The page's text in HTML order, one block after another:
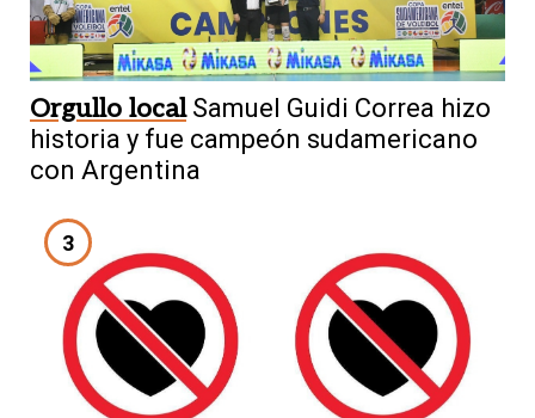
Orgullo local Samuel Guidi Correa hizo
historia y fue campeón sudamericano
con Argentina
3